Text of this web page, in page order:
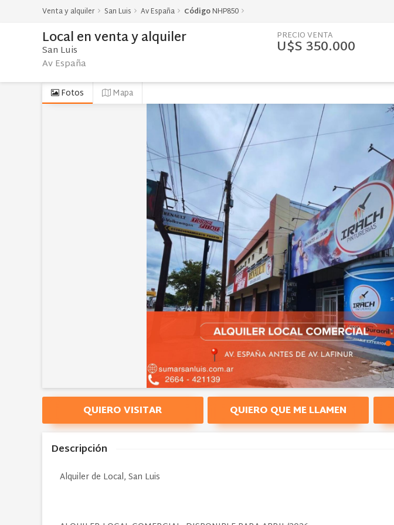
Venta y alquiler San Luis Av España CódigoNHP850
Localenventa y alquiler
San Luis
Av España
PRECIO VENTA
U$S 350.000
Fotos Mapa
QUIERO VISITAR QUIERO QUE ME LLAMEN
Descripción
Alquiler de Local, San Luis